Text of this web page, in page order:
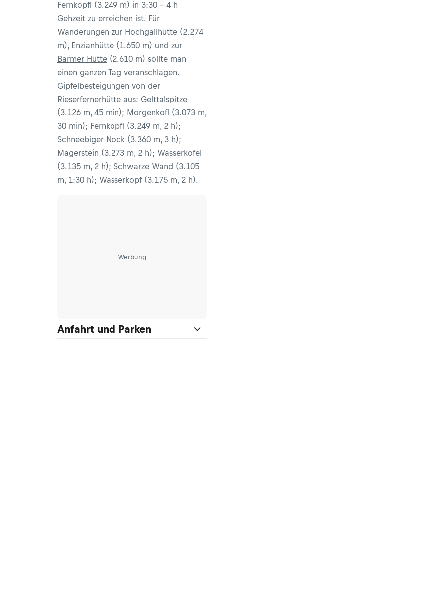
Fernköpfl (3.249 m) in 3:30 - 4 h
Gehzeit zu erreichen ist. Für
Wanderungen zur Hochgallhütte (2.274
m), Enzianhütte (1.650 m) und zur
Barmer Hütte (2.610 m) sollte man
einen ganzen Tag veranschlagen.
Gipfelbesteigungen von der
Rieserfernerhütte aus: Gelttalspitze
(3.126 m, 45 min); Morgenkofl (3.073 m,
30 min); Fernköpfl (3.249 m, 2 h);
Schneebiger Nock (3.360 m, 3 h);
Magerstein (3.273 m, 2 h); Wasserkofel
(3.135 m, 2 h); Schwarze Wand (3.105
m, 1:30 h); Wasserkopf (3.175 m, 2 h).
Werbung
Anfahrt und Parken